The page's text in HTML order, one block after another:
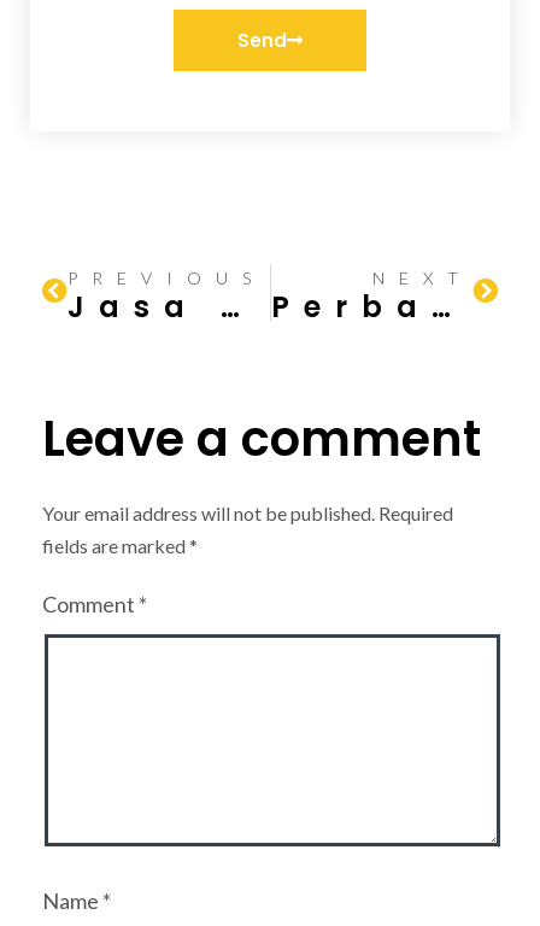
Send
PREVIOUS
Jasa Kontraktor Jakarta untuk Interior Kantor
NEXT
Perbandingan Borongan vs Tukang Harian dalam Membangun Rumah
Leave a comment
Your email address will not be published. Required
fields are marked*
Comment *
Name *